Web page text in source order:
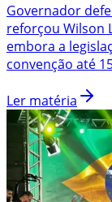
Governador
reforçou Wilson
embora a
convenção até
Ler matéria